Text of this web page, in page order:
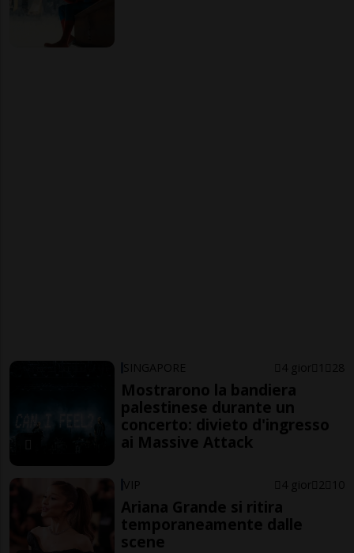
SINGAPORE 4 gior 1 28
Mostrarono la bandiera
palestinese durante un
concerto: divieto d'ingresso
ai Massive Attack
VIP 4 gior 2 10
Ariana Grande si ritira
temporaneamente dalle
scene